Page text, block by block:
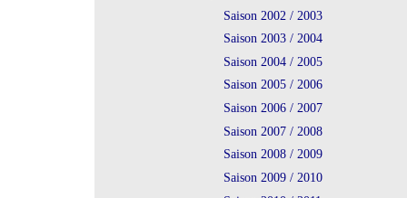
Saison 2002 / 2003
Saison 2003 / 2004
Saison 2004 / 2005
Saison 2005 / 2006
Saison 2006 / 2007
Saison 2007 / 2008
Saison 2008 / 2009
Saison 2009 / 2010